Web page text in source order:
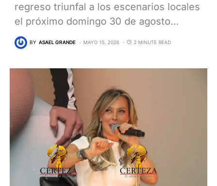
regreso triunfal a los escenarios locales
el próximo domingo 30 de agosto…
BY ASAEL GRANDE MAYO 15, 2026 2 MINUTE READ